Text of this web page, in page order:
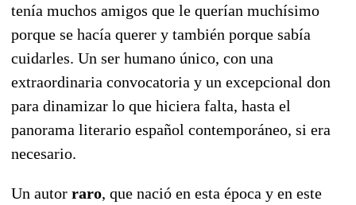
tenía muchos amigos que le querían muchísimo
porque se hacía querer y también porque sabía
cuidarles. Un ser humano único, con una
extraordinaria convocatoria y un excepcional don
para dinamizar lo que hiciera falta, hasta el
panorama literario español contemporáneo, si era
necesario.
Un autor raro, que nació en esta época y en este